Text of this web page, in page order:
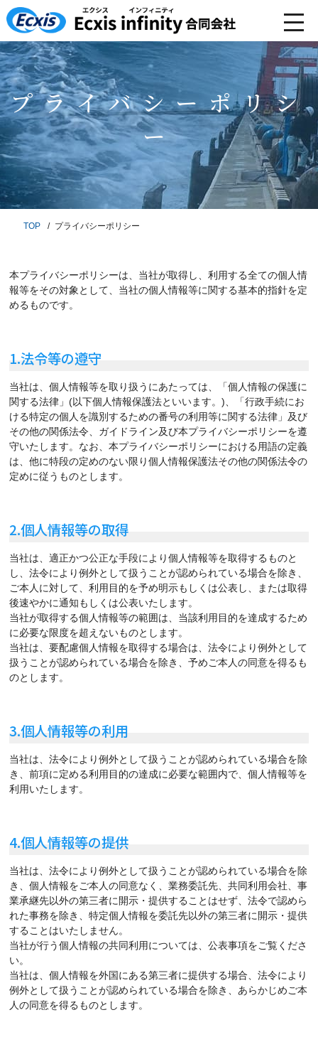
プライバシーポリシ
ー
TOP プライバシーポリシー
本プライバシーポリシーは、当社が取得し、利用する全ての個人情
報等をその対象として、当社の個人情報等に関する基本的指針を定
めるものです。
1.法令等の遵守
当社は、個人情報等を取り扱うにあたっては、「個人情報の保護に
関する法律」(以下個人情報保護法といいます。)、「行政手続にお
ける特定の個人を識別するための番号の利用等に関する法律」及び
その他の関係法令、ガイドライン及び本プライバシーポリシーを遵
守いたします。なお、本プライバシーポリシーにおける用語の定義
は、他に特段の定めのない限り個人情報保護法その他の関係法令の
定めに従うものとします。
2.個人情報等の取得
当社は、適正かつ公正な手段により個人情報等を取得するものと
し、法令により例外として扱うことが認められている場合を除き、
ご本人に対して、利用目的を予め明示もしくは公表し、または取得
後速やかに通知もしくは公表いたします。
当社が取得する個人情報等の範囲は、当該利用目的を達成するため
に必要な限度を超えないものとします。
当社は、要配慮個人情報を取得する場合は、法令により例外として
扱うことが認められている場合を除き、予めご本人の同意を得るも
のとします。
3.個人情報等の利用
当社は、法令により例外として扱うことが認められている場合を除
き、前項に定める利用目的の達成に必要な範囲内で、個人情報等を
利用いたします。
4.個人情報等の提供
当社は、法令により例外として扱うことが認められている場合を除
き、個人情報をご本人の同意なく、業務委託先、共同利用会社、事
業承継先以外の第三者に開示・提供することはせず、法令で認めら
れた事務を除き、特定個人情報を委託先以外の第三者に開示・提供
することはいたしません。
当社が行う個人情報の共同利用については、公表事項をご覧くださ
い。
当社は、個人情報を外国にある第三者に提供する場合、法令により
例外として扱うことが認められている場合を除き、あらかじめご本
人の同意を得るものとします。